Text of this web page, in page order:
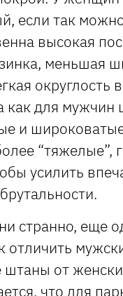
если так
высокая
меньшая
округлость
как для мужчин
и
“тяжелые”,
усилить
странно, еще
отличить
от
что для